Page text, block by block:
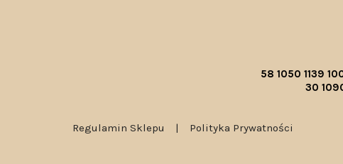
58 1050 1139
30
Regulamin Sklepu | Polityka Prywatności